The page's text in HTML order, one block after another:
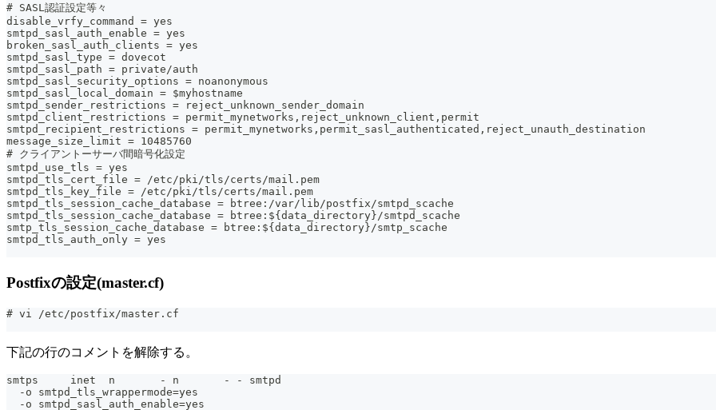
# SASL認証設定等々
disable_vrfy_command = yes
smtpd_sasl_auth_enable = yes
broken_sasl_auth_clients = yes
smtpd_sasl_type = dovecot
smtpd_sasl_path = private/auth
smtpd_sasl_security_options = noanonymous
smtpd_sasl_local_domain = $myhostname
smtpd_sender_restrictions = reject_unknown_sender_domain
smtpd_client_restrictions = permit_mynetworks,reject_unknown_client,permit
smtpd_recipient_restrictions = permit_mynetworks,permit_sasl_authenticated,reject_unauth_destination
message_size_limit = 10485760
# クライアントーサーバ間暗号化設定
smtpd_use_tls = yes
smtpd_tls_cert_file = /etc/pki/tls/certs/mail.pem
smtpd_tls_key_file = /etc/pki/tls/certs/mail.pem
smtpd_tls_session_cache_database = btree:/var/lib/postfix/smtpd_scache
smtpd_tls_session_cache_database = btree:${data_directory}/smtpd_scache
smtp_tls_session_cache_database = btree:${data_directory}/smtp_scache
smtpd_tls_auth_only = yes
Postfixの設定(master.cf)
# vi /etc/postfix/master.cf
下記の行のコメントを解除する。
smtps     inet  n       - n       - - smtpd
  -o smtpd_tls_wrappermode=yes
  -o smtpd_sasl_auth_enable=yes